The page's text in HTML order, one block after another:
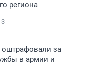
региона
3
оштрафовали за
в армии и